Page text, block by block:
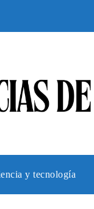
y tecnología